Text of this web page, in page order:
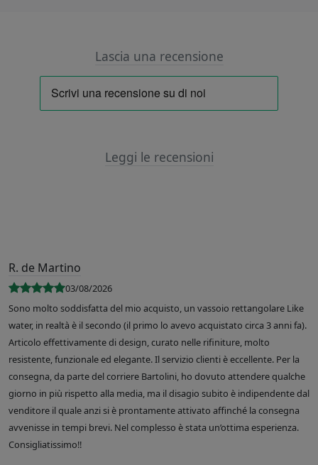
Lascia una recensione
Leggi le recensioni
R. de Martino
03/08/2026
Sono molto soddisfatta del mio acquisto, un vassoio rettangolare Like
water, in realtà è il secondo (il primo lo avevo acquistato circa 3 anni fa).
Articolo effettivamente di design, curato nelle rifiniture, molto
resistente, funzionale ed elegante. Il servizio clienti è eccellente. Per la
consegna, da parte del corriere Bartolini, ho dovuto attendere qualche
giorno in più rispetto alla media, ma il disagio subito è indipendente dal
venditore il quale anzi si è prontamente attivato affinché la consegna
avvenisse in tempi brevi. Nel complesso è stata un’ottima esperienza.
Consigliatissimo!!